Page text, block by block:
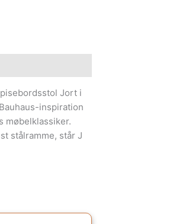
Jort i
inspiration
møbelklassiker.
stålramme, står J